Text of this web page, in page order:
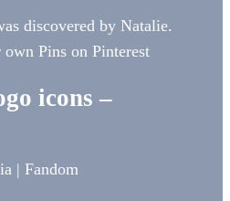
discovered by Natalie.
Pins on Pinterest
icons –
| Fandom